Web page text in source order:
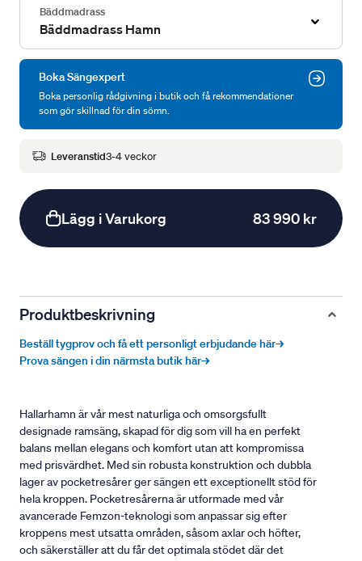
Bäddmadrass
Bäddmadrass Hamn
Boka Sängexpert
Boka personlig rådgivning i butik och få rekommendationer
som gör skillnad för din sömn.
Leveranstid3-4 veckor
Lägg i Varukorg 83 990 kr
Produktbeskrivning
Beställ tygprov och få ett personligt erbjudande här→
Prova sängen i din närmsta butik här→
Hallarhamn är vår mest naturliga och omsorgsfullt
designade ramsäng, skapad för dig som vill ha en perfekt
balans mellan elegans och komfort utan att kompromissa
med prisvärdhet. Med sin robusta konstruktion och dubbla
lager av pocketresårer ger sängen ett exceptionellt stöd för
hela kroppen. Pocketresårerna är utformade med vår
avancerade Femzon-teknologi som anpassar sig efter
kroppens mest utsatta områden, såsom axlar och höfter,
och säkerställer att du får det optimala stödet där det